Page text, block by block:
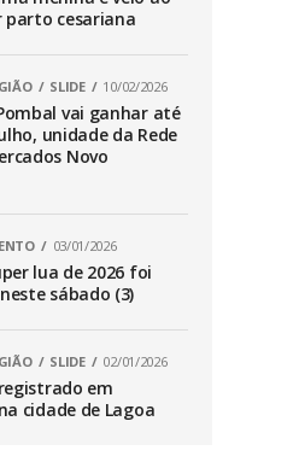
parto cesariana
SLIDE 10/02/2026
vai ganhar até
unidade da Rede
Novo
03/01/2026
lua de 2026 foi
sábado (3)
SLIDE 02/01/2026
em
cidade de Lagoa